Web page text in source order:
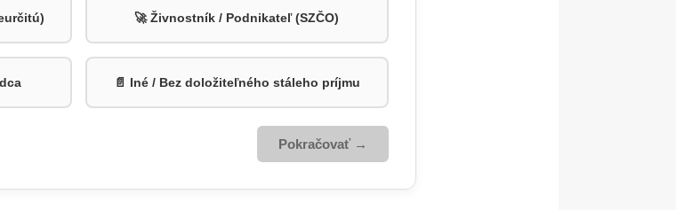
🚀 Živnostník / Podnikateľ (SZČO)
📄 Iné / Bez doložiteľného stáleho príjmu
Pokračovať →